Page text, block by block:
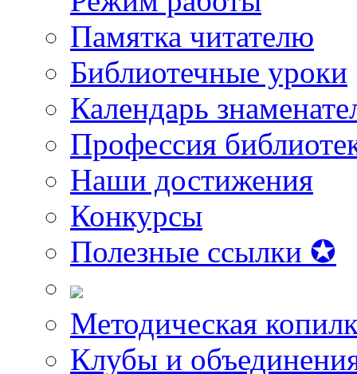
Памятка читателю
Библиотечные уроки
Календарь
Профессия
Наши достижения
Конкурсы
Полезные ссылки ✪
Методическая
Клубы и